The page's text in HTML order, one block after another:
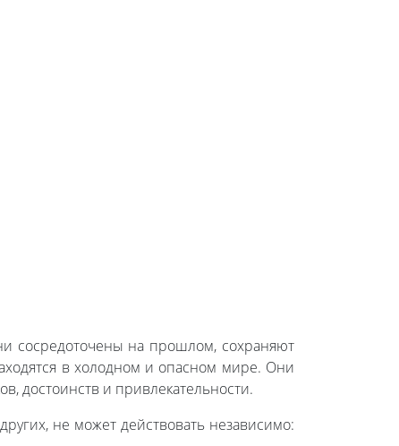
сосредоточены на прошлом, сохраняют
в холодном и опасном мире. Они
достоинств и привлекательности.
не может действовать независимо: